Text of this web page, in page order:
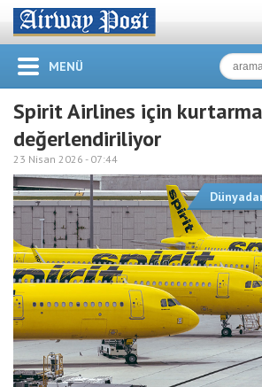
MENÜ
Spirit Airlines için
değerlendiriliyor
23 Nisan 2026 - 07:44